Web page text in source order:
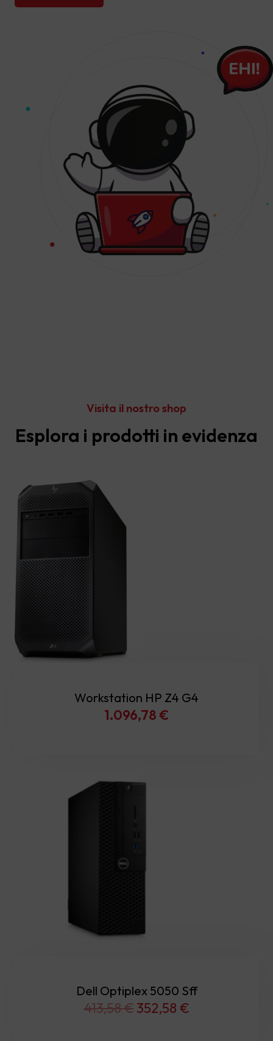
Visita il nostro shop
Esplora i prodotti in evidenza
Workstation HP Z4 G4
1.096,78€
Dell Optiplex 5050 Sff
413,58€Original
352,58 €Current